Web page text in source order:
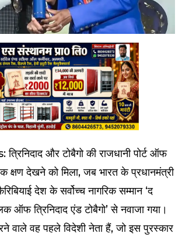
और टोबैगो की राजधानी पोर्ट ऑफ
क्षण देखने को मिला, जब भारत के प्रधानमंत्री
देश के सर्वोच्च नागरिक सम्मान ‘द
ऑफ त्रिनिदाद एंड टोबैगो’ से नवाजा गया।
वाले वह पहले विदेशी नेता हैं, जो इस पुरस्कार